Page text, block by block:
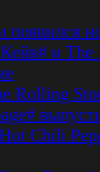
появился
и The
Rolling
Chili